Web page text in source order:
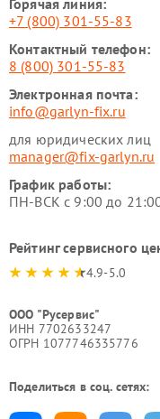
Горячая линия:
+7 (800) 301-55-83
Контактный телефон:
8 (800) 301-55-83
Электронная почта:
info@garlyn-fix.ru
для юридических лиц
manager@fix-garlyn.ru
График работы:
ПН-ВСК с 9:00 до
Рейтинг сервисного
4.9-5.0
ООО "Русервис"
ИНН 7702633247
ОГРН 1077746335776
Поделиться в соц. сетях: